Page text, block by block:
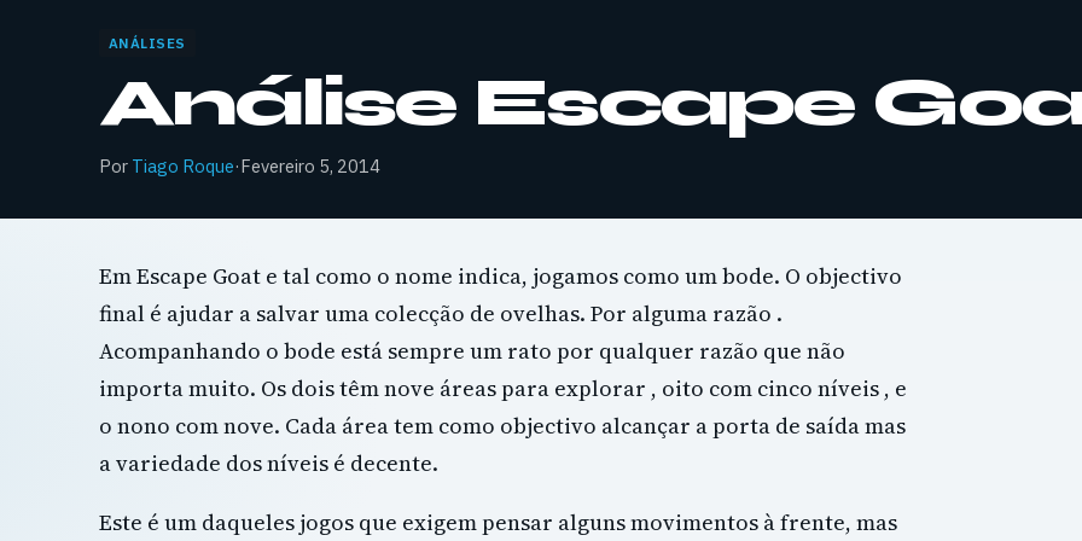
ANÁLISES
Análise Escape
Por Tiago Roque·Fevereiro 5, 2014
Em Escape Goat e tal como o nome indica, jogamos como um bode. O objectivo
final é ajudar a salvar uma colecção de ovelhas. Por alguma razão .
Acompanhando o bode está sempre um rato por qualquer razão que não
importa muito. Os dois têm nove áreas para explorar , oito com cinco níveis , e
o nono com nove. Cada área tem como objectivo alcançar a porta de saída mas
a variedade dos níveis é decente.
Este é um daqueles jogos que exigem pensar alguns movimentos à frente, mas